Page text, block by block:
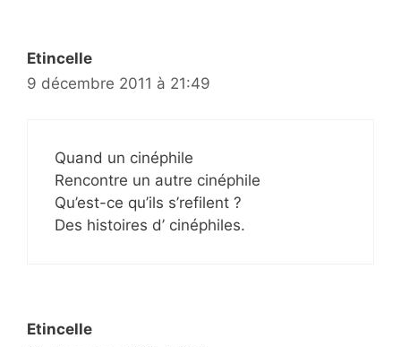
Etincelle
9 décembre 2011 à 21:49
Quand un cinéphile
Rencontre un autre cinéphile
Qu’est-ce qu’ils s’refilent ?
Des histoires d’ cinéphiles.
Etincelle